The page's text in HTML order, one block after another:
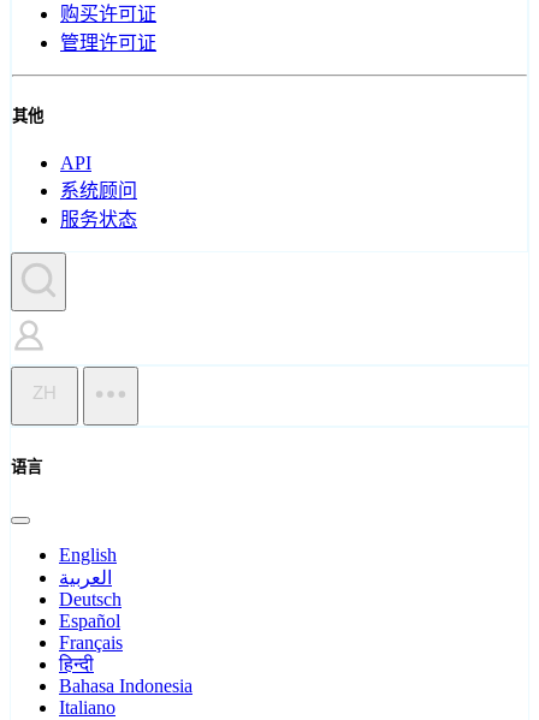
购买许可证
管理许可证
其他
API
系统顾问
服务状态
ZH
语言
English
العربية
Deutsch
Español
Français
हिन्दी
Bahasa Indonesia
Italiano